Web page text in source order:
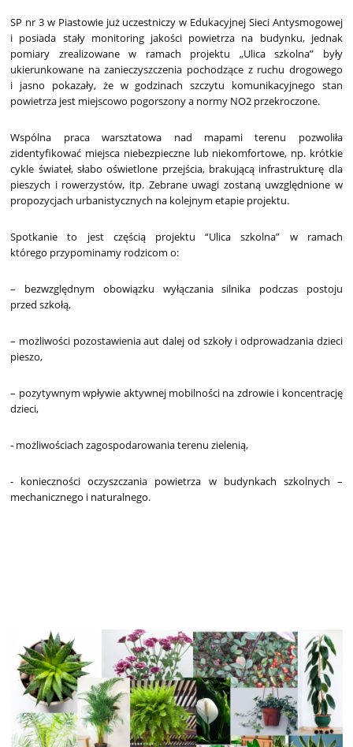
SP nr 3 w Piastowie już uczestniczy w Edukacyjnej Sieci Antysmogowej
i posiada stały monitoring jakości powietrza na budynku, jednak
pomiary zrealizowane w ramach projektu „Ulica szkolna” były
ukierunkowane na zanieczyszczenia pochodzące z ruchu drogowego
i jasno pokazały, że w godzinach szczytu komunikacyjnego stan
powietrza jest miejscowo pogorszony a normy NO2 przekroczone.
Wspólna praca warsztatowa nad mapami terenu pozwoliła
zidentyfikować miejsca niebezpieczne lub niekomfortowe, np. krótkie
cykle świateł, słabo oświetlone przejścia, brakującą infrastrukturę dla
pieszych i rowerzystów, itp. Zebrane uwagi zostaną uwzględnione w
propozycjach urbanistycznych na kolejnym etapie projektu.
Spotkanie to jest częścią projektu “Ulica szkolna” w ramach
którego przypominamy rodzicom o:
– bezwzględnym obowiązku wyłączania silnika podczas postoju
przed szkołą,
– możliwości pozostawienia aut dalej od szkoły i odprowadzania dzieci
pieszo,
– pozytywnym wpływie aktywnej mobilności na zdrowie i koncentrację
dzieci,
- możliwościach zagospodarowania terenu zielenią,
- konieczności oczyszczania powietrza w budynkach szkolnych –
mechanicznego i naturalnego.